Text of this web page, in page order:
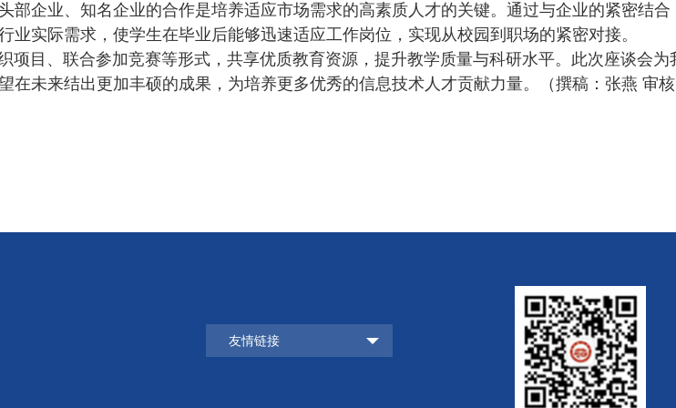
企业、知名企业的合作是培养适应市场需求的高素质人才的关键。通过与企业的紧密结合
实际需求，使学生在毕业后能够迅速适应工作岗位，实现从校园到职场的紧密对接。
目、联合参加竞赛等形式，共享优质教育资源，提升教学质量与科研水平。此次座谈会为
在未来结出更加丰硕的成果，为培养更多优秀的信息技术人才贡献力量。（撰稿：张燕 审
友情链接